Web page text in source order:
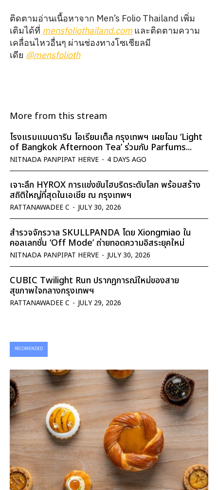
ติดตามอ่านเนื้อหาจาก Men’s Folio Thailand เพิ่ม
เติมได้ที่ mensfoliothailand.com และติดตามความ
เคลื่อนไหวอื่นๆ ผ่านช่องทางโซเชียลมี
เดีย @mensfolioth
More from this stream
โรงแรมแมนดาริน โอเรียนเต็ล กรุงเทพฯ เผยโฉม ‘Light
of Bangkok Afternoon Tea’ ร่วมกับ Parfums...
NITNADA PANPIPAT HERVE - 4 DAYS AGO
เจาะลึก HYROX การแข่งขันไฮบริดระดับโลก พร้อมสร้าง
สถิติใหญ่ที่สุดในเอเชีย ณ กรุงเทพฯ
RATTANAWADEE C - JULY 30, 2026
สำรวจจักรวาล SKULLPANDA โดย Xiongmiao ใน
คอลเลกชั่น ‘Off Mode’ ถ่ายทอดความอิสระยุคใหม่
NITNADA PANPIPAT HERVE - JULY 30, 2026
CUBIC Twilight Run ปรากฏการณ์ใหม่ของสาย
สุขภาพใจกลางกรุงเทพฯ
RATTANAWADEE C - JULY 29, 2026
RECOMENDED